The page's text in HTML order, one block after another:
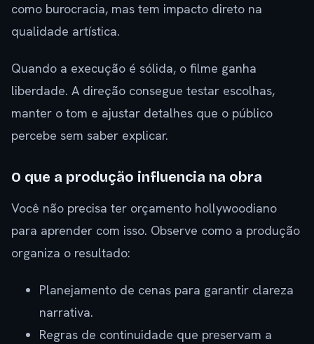
como burocracia, mas tem impacto direto na
qualidade artística.
Quando a execução é sólida, o filme ganha
liberdade. A direção consegue testar escolhas,
manter o tom e ajustar detalhes que o público
percebe sem saber explicar.
O que a produção influencia na obra
Você não precisa ter orçamento hollywoodiano
para aprender com isso. Observe como a produção
organiza o resultado:
Planejamento de cenas para garantir clareza
narrativa.
Regras de continuidade que preservam a